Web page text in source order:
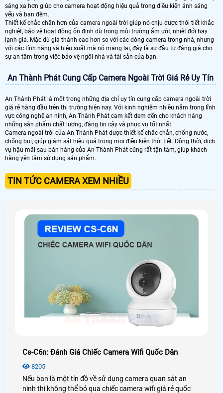
sáng xa hơn giúp cho camera hoạt động hiệu quả trong điều kiện ánh sáng
yếu và ban đêm.
Thiết kế chắc chắn hơn của camera ngoài trời giúp nó chịu được thời tiết khắc
nghiệt, bảo vệ hoạt động ổn định dù trong môi trường ẩm ướt, nhiệt đới hay
lạnh giá. Mặc dù giá thành cao hơn so với các dòng camera trong nhà, nhưng
với các tính năng và hiệu suất mà nó mang lại, đây là sự đầu tư đáng giá cho
sự an tâm trong việc bảo vệ ngôi nhà và tài sản của bạn.
An Thành Phát Cung Cấp Camera Ngoài Trời Giá Rẻ Uy Tín
An Thành Phát là một trong những địa chỉ uy tín cung cấp camera ngoài trời
giá rẻ hàng đầu trên thị trường hiện nay. Với kinh nghiệm nhiều năm trong lĩnh
vực công nghệ an ninh, An Thành Phát cam kết đem đến cho khách hàng
những sản phẩm chất lượng, đáng tin cậy và phục vụ tốt nhất.
Camera ngoài trời của An Thành Phát được thiết kế chắc chắn, chống nước,
chống bụi, giúp giám sát hiệu quả trong mọi điều kiện thời tiết. Đồng thời, dịch
vụ hậu mãi sau bán hàng của An Thành Phát cũng rất tận tâm, giúp khách
hàng yên tâm sử dụng sản phẩm.
TIN TỨC CAMERA XEM NHIỀU
Cs-C6n: Đánh Giá Chiếc Camera Wifi Quốc Dân
8205
Nếu bạn là một tín đồ về sử dụng camera quan sát an
ninh thì không thể bỏ qua chiếc camera wifi giá rẻ quốc